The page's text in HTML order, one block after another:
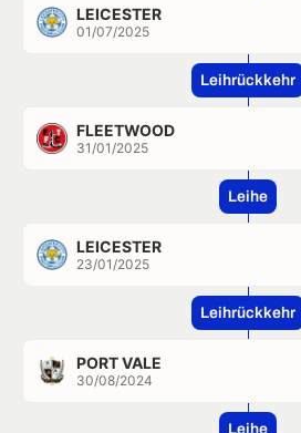
LEICESTER
01/07/2025
Leihrückkehr
FLEETWOOD
31/01/2025
Leihe
LEICESTER
23/01/2025
Leihrückkehr
PORT VALE
30/08/2024
Leihe